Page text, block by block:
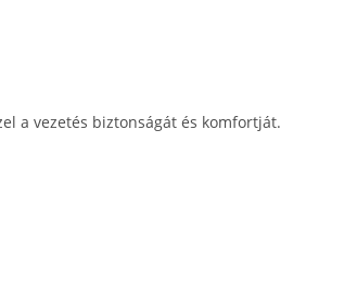
a vezetés biztonságát és komfortját.